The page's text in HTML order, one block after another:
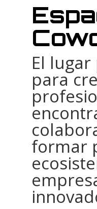
El
para
formar